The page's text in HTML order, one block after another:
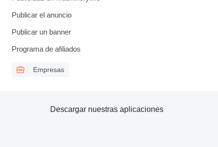
Publicar el anuncio
Publicar un banner
Programa de afiliados
Empresas
Descargar nuestras aplicaciones